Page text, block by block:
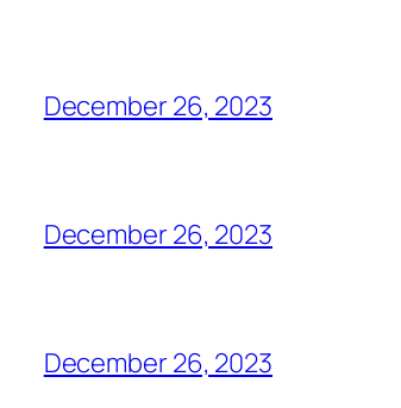
December 26, 2023
December 26, 2023
December 26, 2023